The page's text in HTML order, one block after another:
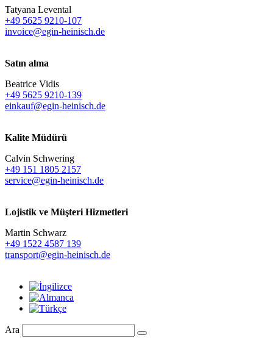
Tatyana Levental
+49 5625 9210-107
invoice@egin-heinisch.de
Satın alma
Beatrice Vidis
+49 5625 9210-139
einkauf@egin-heinisch.de
Kalite Müdürü
Calvin Schwering
+49 151 1805 2157
service@egin-heinisch.de
Lojistik ve Müşteri Hizmetleri
Martin Schwarz
+49 1522 4587 139
transport@egin-heinisch.de
Ara